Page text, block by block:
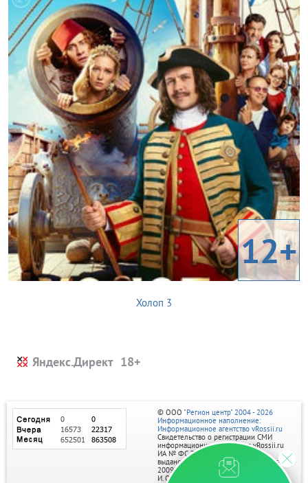
12+
Холоп 3
Яндекс.Директ
© ООО "Регион центр" 2004 - 2026
Информационное наполнение:
Информационное агентство vRossii.ru
Свидетельство о регистрации СМИ
информационного агентства vRossii.ru
ИА № ФС 77‑35502
выдано РОСКОМНАДЗОРом 04 марта
2009г.
И. О. Главного редактора Нарыков А. Н.